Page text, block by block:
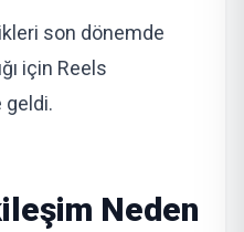
son dönemde
için Reels
geldi.
Neden